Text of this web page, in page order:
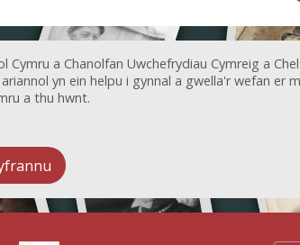
a Chanolfan Uwchefrydiau Cymreig a
yn ein helpu i gynnal a gwella'r wefan er
a thu hwnt.